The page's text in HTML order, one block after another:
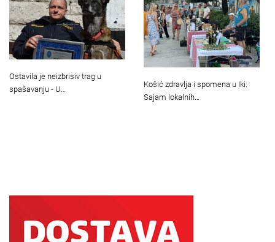
Ostavila je neizbrisiv trag u
spašavanju - U…
Košić zdravlja i spomena u Iki:
Sajam lokalnih…